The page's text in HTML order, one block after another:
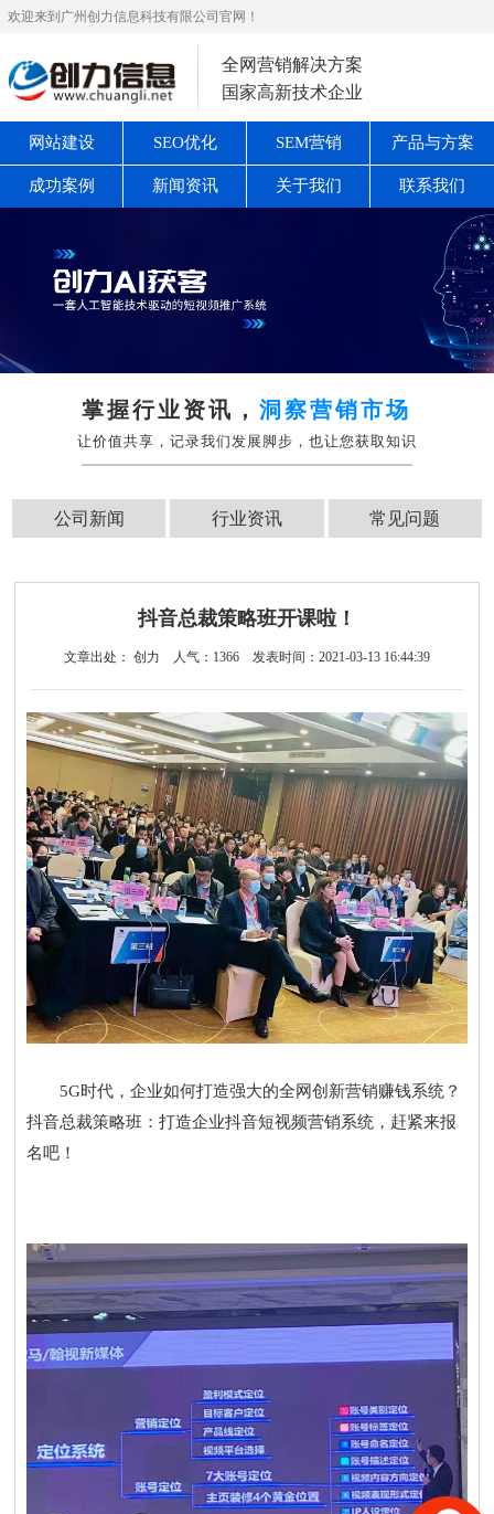
欢迎来到广州创力信息科技有限公司官网！
全网营销解决方案
国家高新技术企业
网站建设 SEO优化 SEM营销 产品与方案
成功案例 新闻资讯 关于我们 联系我们
掌握行业资讯，洞察营销市场
让价值共享，记录我们发展脚步，也让您获取知识
公司新闻 行业资讯 常见问题
抖音总裁策略班开课啦！
文章出处： 创力 人气： 1366 发表时间：2021-03-13 16:44:39
5G时代，企业如何打造强大的全网创新营销赚钱系统？
抖音总裁策略班：打造企业抖音短视频营销系统，赶紧来报
名吧！